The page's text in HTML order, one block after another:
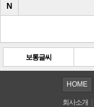
N
보통글씨
HOME
회사소개